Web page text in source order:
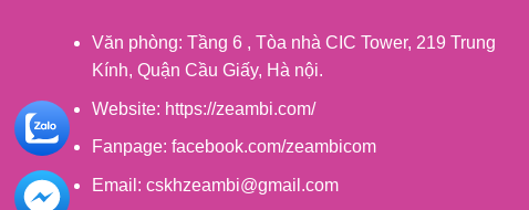
Văn phòng: Tầng 6 , Tòa nhà CIC Tower, 219 Trung
Kính, Quận Cầu Giấy, Hà nội.
Website: https://zeambi.com/
Fanpage: facebook.com/zeambicom
Email: cskhzeambi@gmail.com